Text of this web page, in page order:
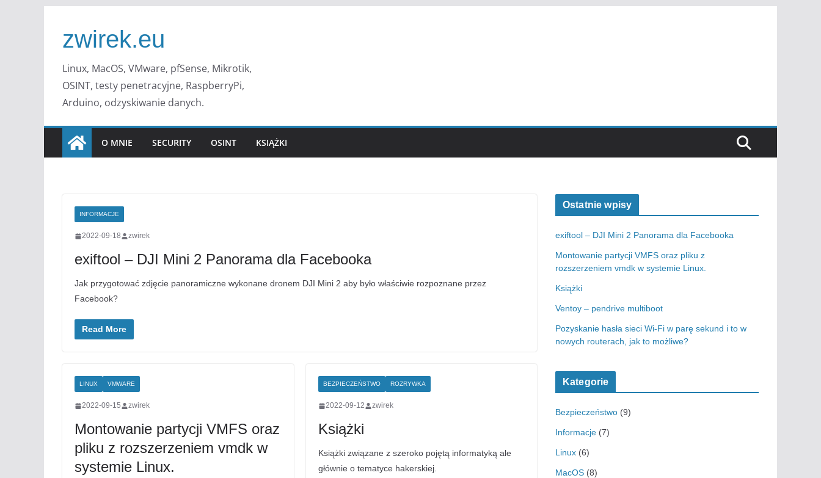
treścizwirek.eu
Linux, MacOS, VMware, pfSense, Mikrotik,
OSINT, testy penetracyjne, RaspberryPi,
Arduino, odzyskiwanie danych.
O MNIE SECURITY OSINT KSIĄŻKI
INFORMACJE
2022-09-18 zwirek
exiftool – DJI Mini 2 Panorama dla Facebooka
Jak przygotować zdjęcie panoramiczne wykonane dronem DJI Mini 2 aby było właściwie rozpoznane przez
Facebook?
Read More
LINUX VMWARE
2022-09-15 zwirek
Montowanie partycji VMFS oraz
pliku z rozszerzeniem vmdk w
systemie Linux.
BEZPIECZEŃSTWO ROZRYWKA
2022-09-12 zwirek
Książki
Książki związane z szeroko pojętą informatyką ale
głównie o tematyce hakerskiej.
Ostatnie wpisy
exiftool – DJI Mini 2 Panorama dla Facebooka
Montowanie partycji VMFS oraz pliku z
rozszerzeniem vmdk w systemie Linux.
Książki
Ventoy – pendrive multiboot
Pozyskanie hasła sieci Wi-Fi w parę sekund i to w
nowych routerach, jak to możliwe?
Kategorie
Bezpieczeństwo (9)
Informacje (7)
Linux (6)
MacOS (8)